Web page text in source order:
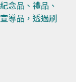
念品、禮品、
導品，透過刷